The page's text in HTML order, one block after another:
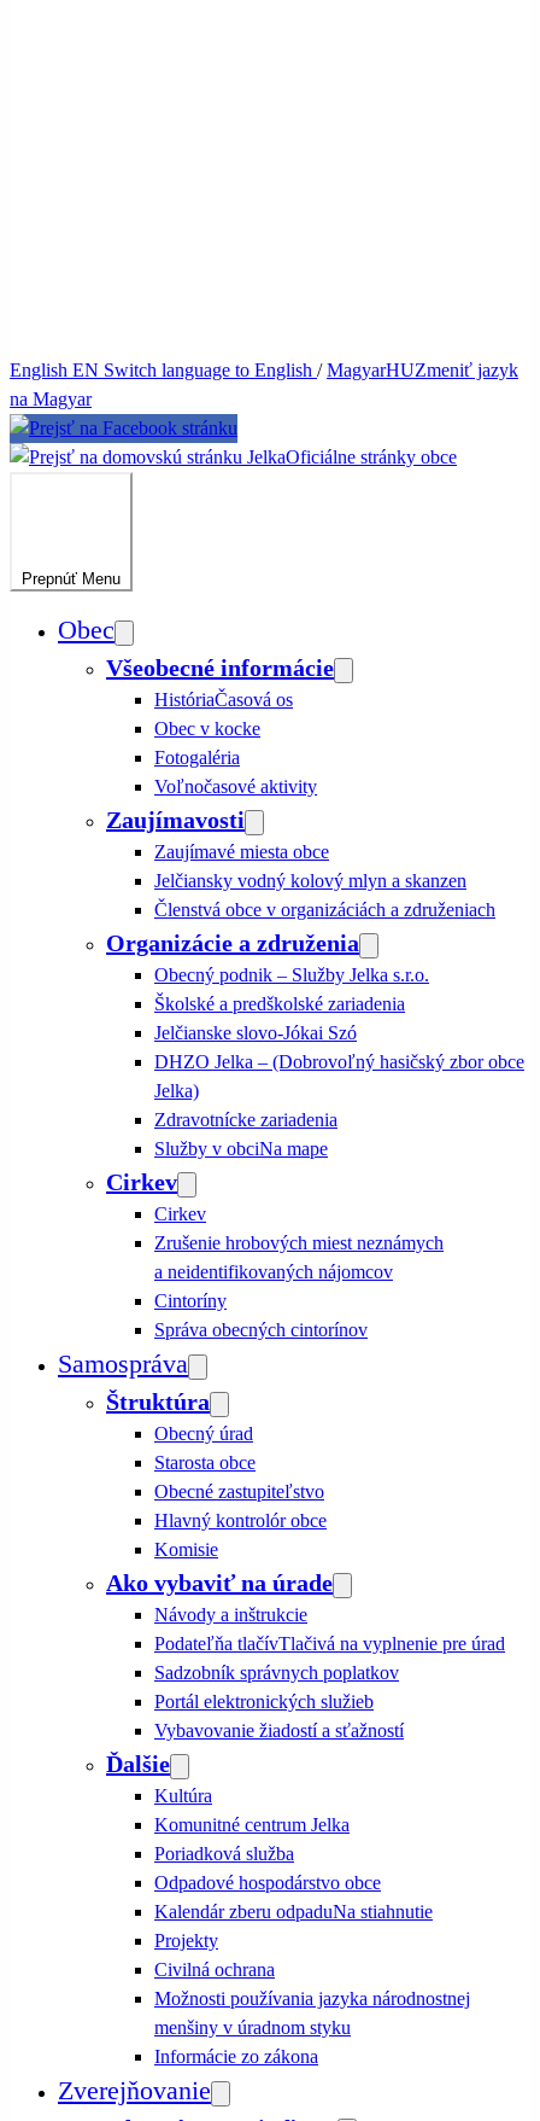
English EN Switch language to English /MagyarHUZmeniť jazyk
na Magyar
JelkaOficiálne stránky obce
Prepnúť Menu
Obec
Všeobecné informácie
HistóriaČasová os
Obec v kocke
Fotogaléria
Voľnočasové aktivity
Zaujímavosti
Zaujímavé miesta obce
Jelčiansky vodný kolový mlyn a skanzen
Členstvá obce v organizáciách a združeniach
Organizácie a združenia
Obecný podnik – Služby Jelka s.r.o.
Školské a predškolské zariadenia
Jelčianske slovo-Jókai Szó
DHZO Jelka – (Dobrovoľný hasičský zbor obce
Jelka)
Zdravotnícke zariadenia
Služby v obciNa mape
Cirkev
Cirkev
Zrušenie hrobových miest neznámych
a neidentifikovaných nájomcov
Cintoríny
Správa obecných cintorínov
Samospráva
Štruktúra
Obecný úrad
Starosta obce
Obecné zastupiteľstvo
Hlavný kontrolór obce
Komisie
Ako vybaviť na úrade
Návody a inštrukcie
Podateľňa tlačívTlačivá na vyplnenie pre úrad
Sadzobník správnych poplatkov
Portál elektronických služieb
Vybavovanie žiadostí a sťažností
Ďalšie
Kultúra
Komunitné centrum Jelka
Poriadková služba
Odpadové hospodárstvo obce
Kalendár zberu odpaduNa stiahnutie
Projekty
Civilná ochrana
Možnosti používania jazyka národnostnej
menšiny v úradnom styku
Informácie zo zákona
Zverejňovanie